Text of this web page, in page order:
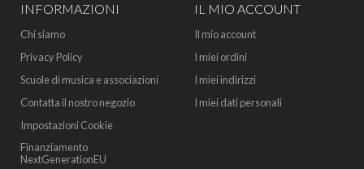
INFORMAZIONI
Chi siamo
Privacy Policy
Scuole di musica e associazioni
Contatta il nostro negozio
Impostazioni Cookie
Finanziamento
NextGenerationEU
IL MIO ACCOUNT
Il mio account
I miei ordini
I miei indirizzi
I miei dati personali